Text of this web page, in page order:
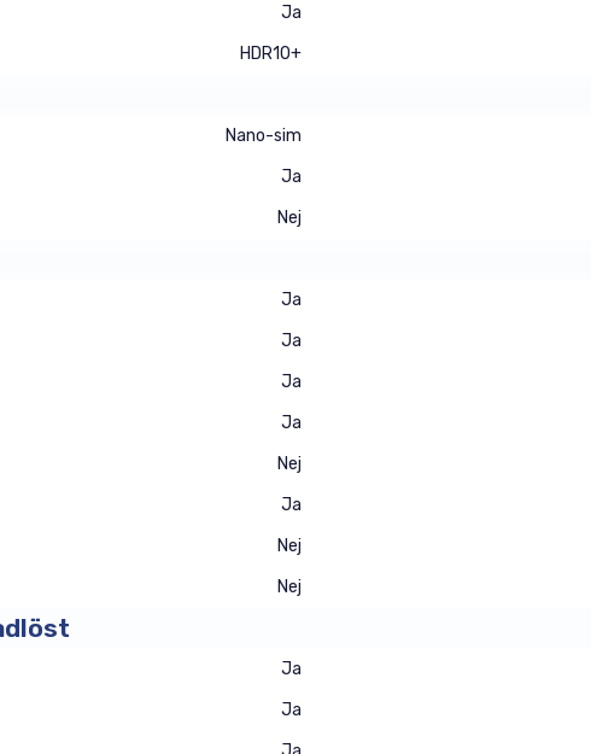
Ja
HDR10+
Nano-sim
Ja
Nej
Ja
Ja
Ja
Ja
Nej
Ja
Nej
Nej
Ja
Ja